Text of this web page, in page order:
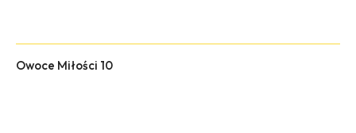
Owoce Miłości 10